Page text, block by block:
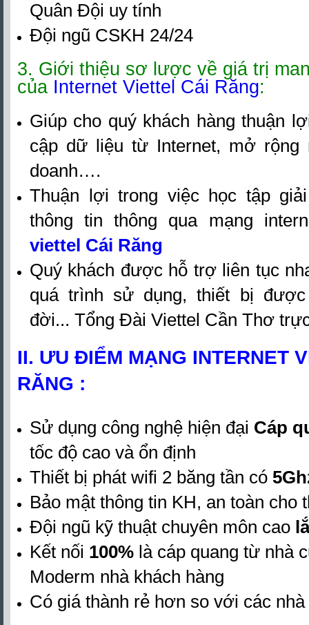
Quân Đội uy tính
Đội ngũ CSKH 24/24
3. Giới thiệu sơ lược về giá trị
của Internet Viettel Cái Răng:
Giúp cho quý khách hàng thuận
cập dữ liệu từ Internet, mở rộng
doanh….
Thuận lợi trong việc học tập
thông tin thông qua mạng
viettel Cái Răng
Quý khách được hỗ trợ liên tục
quá trình sử dụng, thiết bị
đời... Tổng Đài Viettel Cần Thơ
II. ƯU ĐIỂM MẠNG INTERNET
RĂNG :
Sử dụng công nghệ hiện đại Cáp
tốc độ cao và ổn định
Thiết bị phát wifi 2 băng tần có
Bảo mật thông tin KH, an toàn cho
Đội ngũ kỹ thuật chuyên môn cao
Kết nối 100% là cáp quang từ nhà
Moderm nhà khách hàng
Có giá thành rẻ hơn so với các